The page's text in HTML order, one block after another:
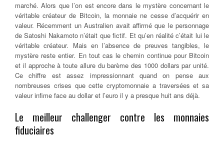
marché. Alors que l’on est encore dans le mystère concernant le
véritable créateur de Bitcoin, la monnaie ne cesse d’acquérir en
valeur. Récemment un Australien avait affirmé que le personnage
de Satoshi Nakamoto n’était que fictif. Et qu’en réalité c’était lui le
véritable créateur. Mais en l’absence de preuves tangibles, le
mystère reste entier. En tout cas le chemin continue pour Bitcoin
et il approche à toute allure du barème des 1000 dollars par unité.
Ce chiffre est assez impressionnant quand on pense aux
nombreuses crises que cette cryptomonnaie a traversées et sa
valeur infime face au dollar et l’euro il y a presque huit ans déjà.
Le meilleur challenger contre les monnaies
fiduciaires